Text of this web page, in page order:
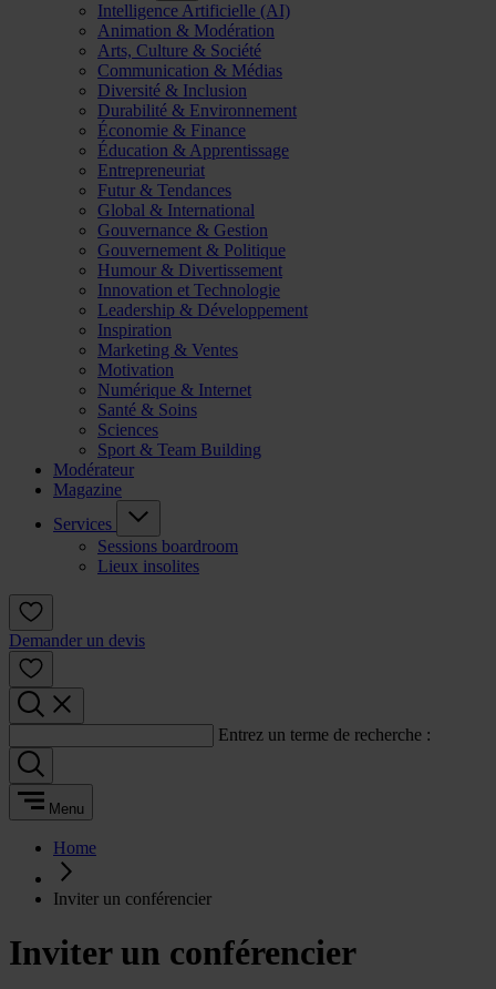
Intelligence Artificielle (AI)
Animation & Modération
Arts, Culture & Société
Communication & Médias
Diversité & Inclusion
Durabilité & Environnement
Économie & Finance
Éducation & Apprentissage
Entrepreneuriat
Futur & Tendances
Global & International
Gouvernance & Gestion
Gouvernement & Politique
Humour & Divertissement
Innovation et Technologie
Leadership & Développement
Inspiration
Marketing & Ventes
Motivation
Numérique & Internet
Santé & Soins
Sciences
Sport & Team Building
Modérateur
Magazine
Services
Sessions boardroom
Lieux insolites
Demander un devis
Entrez un terme de recherche :
Menu
Home
Inviter un conférencier
Inviter un conférencier